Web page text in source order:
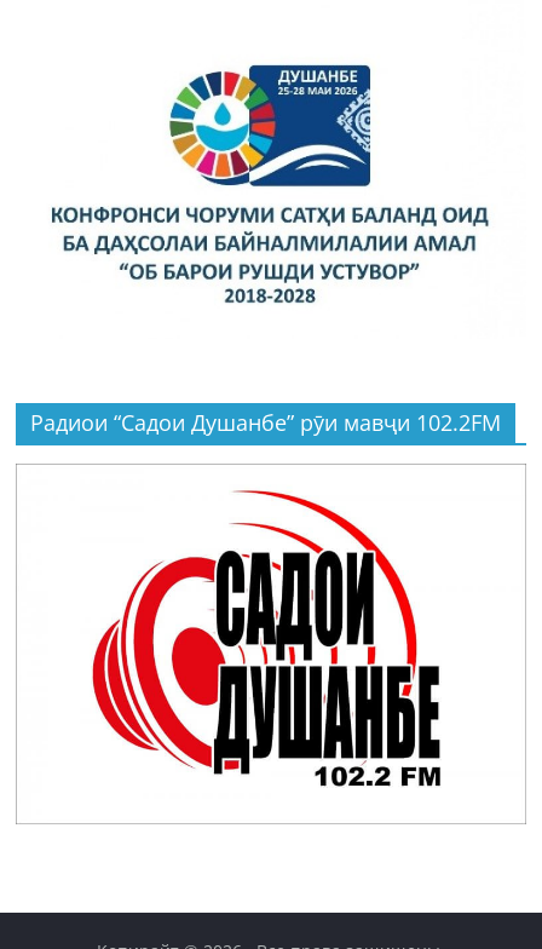
Радиои “Садои Душанбе” рӯи мавҷи 102.2FM